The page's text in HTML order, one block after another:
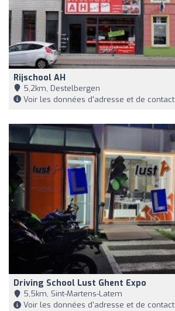
Rijschool AH
5,2km, Destelbergen
Voir les données d'adresse et de contact
Driving School Lust Ghent Expo
5,5km, Sint-Martens-Latem
Voir les données d'adresse et de contact